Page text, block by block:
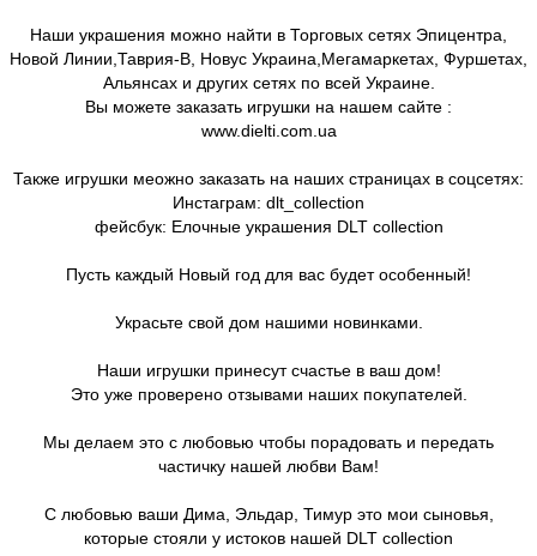
Наши украшения можно найти в Торговых сетях Эпицентра,
Новой Линии,Таврия-В, Новус Украина,Мегамаркетах, Фуршетах,
Альянсах и других сетях по всей Украине.
Вы можете заказать игрушки на нашем сайте :
www.dielti.com.ua
Также игрушки меожно заказать на наших страницах в соцсетях:
Инстаграм: dlt_collection
фейсбук: Елочные украшения DLT collection
Пусть каждый Новый год для вас будет особенный!
Украсьте свой дом нашими новинками.
Наши игрушки принесут счастье в ваш дом!
Это уже проверено отзывами наших покупателей.
Мы делаем это с любовью чтобы порадовать и передать
частичку нашей любви Вам!
С любовью ваши Дима, Эльдар, Тимур это мои сыновья,
которые стояли у истоков нашей DLT collection